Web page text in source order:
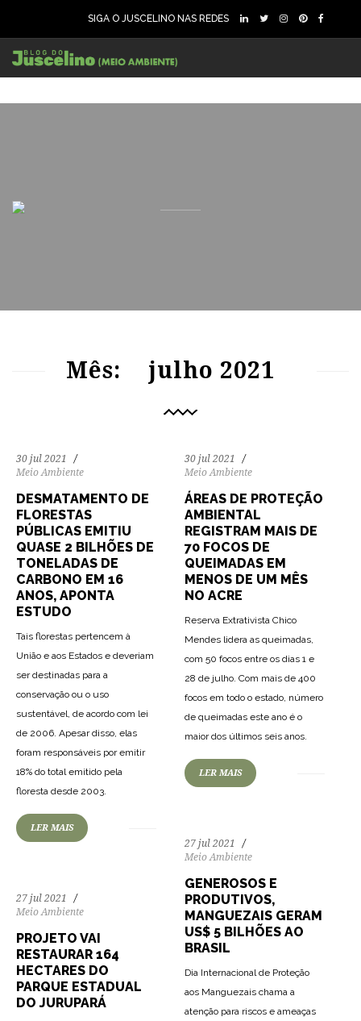
SIGA O JUSCELINO NAS REDES
Mês: julho 2021
30 jul 2021
Meio Ambiente
DESMATAMENTO DE
FLORESTAS
PÚBLICAS EMITIU
QUASE 2 BILHÕES DE
TONELADAS DE
CARBONO EM 16
ANOS, APONTA
ESTUDO
Tais florestas pertencem à
União e aos Estados e deveriam
ser destinadas para a
conservação ou o uso
sustentável, de acordo com lei
de 2006. Apesar disso, elas
foram responsáveis por emitir
18% do total emitido pela
floresta desde 2003.
LER MAIS
30 jul 2021
Meio Ambiente
ÁREAS DE PROTEÇÃO
AMBIENTAL
REGISTRAM MAIS DE
70 FOCOS DE
QUEIMADAS EM
MENOS DE UM MÊS
NO ACRE
Reserva Extrativista Chico
Mendes lidera as queimadas,
com 50 focos entre os dias 1 e
28 de julho. Com mais de 400
focos em todo o estado, número
de queimadas este ano é o
maior dos últimos seis anos.
LER MAIS
27 jul 2021
Meio Ambiente
GENEROSOS E
PRODUTIVOS,
MANGUEZAIS GERAM
US$ 5 BILHÕES AO
BRASIL
Dia Internacional de Proteção
aos Manguezais chama a
atenção para riscos e ameaças
27 jul 2021
Meio Ambiente
PROJETO VAI
RESTAURAR 164
HECTARES DO
PARQUE ESTADUAL
DO JURUPARÁ